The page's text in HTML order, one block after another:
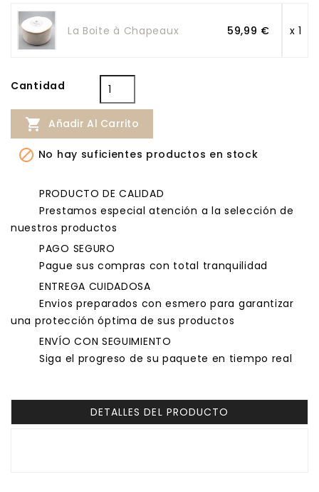
La Boite à Chapeaux 59,99 € x 1
Cantidad
 Añadir Al Carrito
 No hay suficientes productos en stock
PRODUCTO DE CALIDAD
Prestamos especial atención a la selección de
nuestros productos
PAGO SEGURO
Pague sus compras con total tranquilidad
ENTREGA CUIDADOSA
Envios preparados con esmero para garantizar
una protección óptima de sus productos
ENVÍO CON SEGUIMIENTO
Siga el progreso de su paquete en tiempo real
DETALLES DEL PRODUCTO